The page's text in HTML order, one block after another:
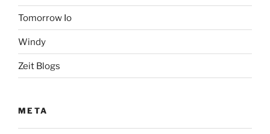
Tomorrow Io
Windy
Zeit Blogs
META